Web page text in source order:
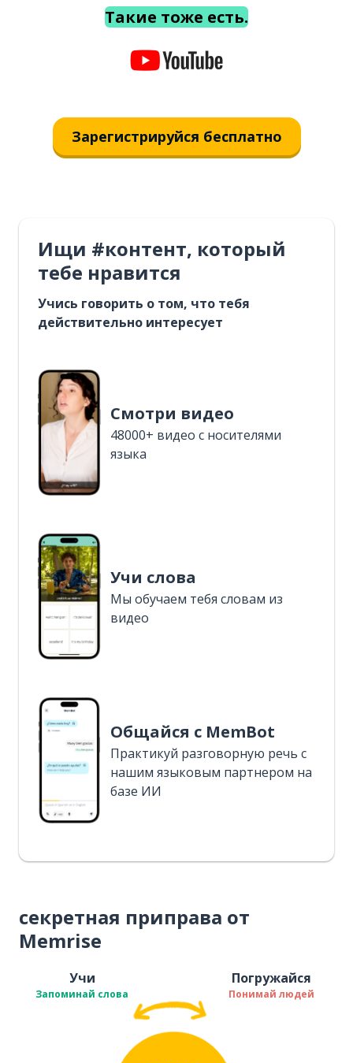
Такие тоже есть.
Зарегистрируйся бесплатно
Ищи #контент, который
тебе нравится
Учись говорить о том, что тебя
действительно интересует
Смотри видео
48000+ видео с носителями
языка
Учи слова
Мы обучаем тебя словам из
видео
Общайся с MemBot
Практикуй разговорную речь с
нашим языковым партнером на
базе ИИ
секретная приправа от
Memrise
Учи
Запоминай слова
Погружайся
Понимай людей